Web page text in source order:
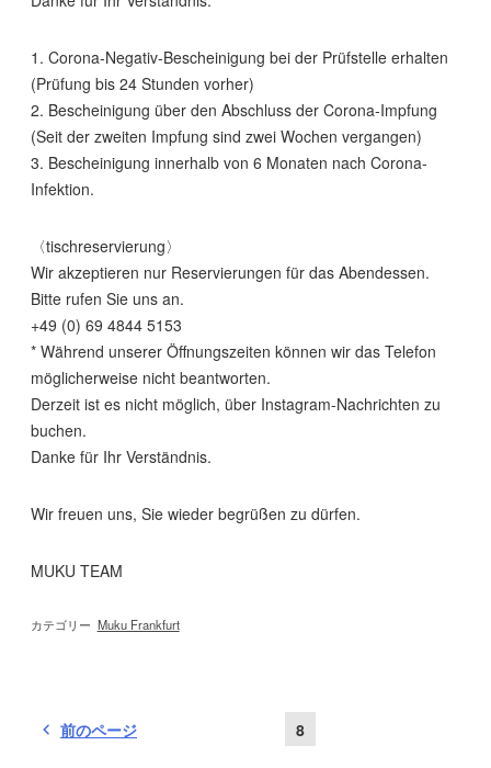
1. Corona-Negativ-Bescheinigung bei der Prüfstelle erhalten
(Prüfung bis 24 Stunden vorher)
2. Bescheinigung über den Abschluss der Corona-Impfung
(Seit der zweiten Impfung sind zwei Wochen vergangen)
3. Bescheinigung innerhalb von 6 Monaten nach Corona-
Infektion.
〈tischreservierung〉
Wir akzeptieren nur Reservierungen für das Abendessen.
Bitte rufen Sie uns an.
+49 (0) 69 4844 5153
* Während unserer Öffnungszeiten können wir das Telefon
möglicherweise nicht beantworten.
Derzeit ist es nicht möglich, über Instagram-Nachrichten zu
buchen.
Danke für Ihr Verständnis.
Wir freuen uns, Sie wieder begrüßen zu dürfen.
MUKU TEAM
カテゴリー Muku Frankfurt
投 前のページ
固
8